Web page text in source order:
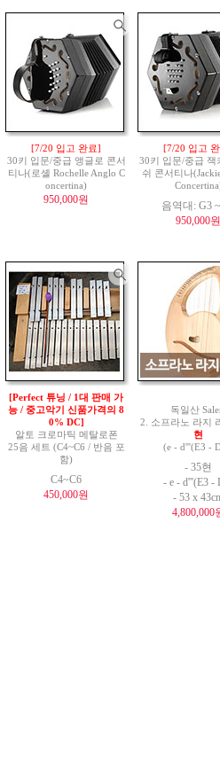
[7/20 입고 완료]
30키 입문/중급 앵글로 콘서
티나(로셸 Rochelle Anglo C
oncertina)
950,000원
[7/20 입고
30키 입문/중급 잭
쉬 콘서티나
음역대: G3
950,000원
[Perfect 튜닝 / 1대 판매 가
능 / 중고악기 신품가격의 8
0% DC]
알토 크로마틱 메탈로폰
25음 세트 (C4~C6 / 반음 포
함)
C4~C6
450,000원
독일산
2. 소프라노 라지
현
(e - d'''(E3 -
- 35현
- e - d'''(E3 -
- 53 x
4,800,000